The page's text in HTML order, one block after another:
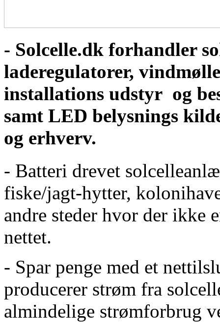
- Solcelle.dk forhandler
laderegulatorer,
installations udstyr og
samt LED belysnings
og erhverv.
- Batteri drevet
fiske/jagt-hytter,
andre steder hvor der ikke
nettet.
- Spar penge med et
producerer strøm fra
almindelige strømforbrug